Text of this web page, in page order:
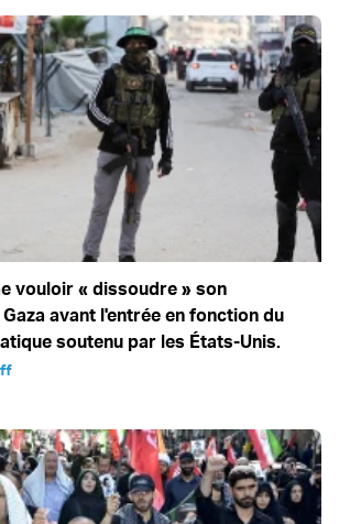
vouloir « dissoudre » son
avant l'entrée en fonction du
soutenu par les États-Unis.